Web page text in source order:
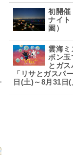
初開催
ナイト
園）
雲海ミ
ボン玉
とガス
「リサとガスパ
日(土)～8月31日